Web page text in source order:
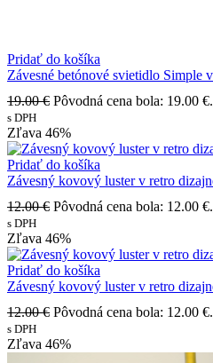
Pridať do košíka
Závesné betónové svietidlo Simple
19.00€ Pôvodná cena bola: 19.00 €.
s DPH
Zľava 46%
Pridať do košíka
Závesný kovový luster v retro
12.00€ Pôvodná cena bola: 12.00 €.
s DPH
Zľava 46%
Pridať do košíka
Závesný kovový luster v retro
12.00€ Pôvodná cena bola: 12.00 €.
s DPH
Zľava 46%